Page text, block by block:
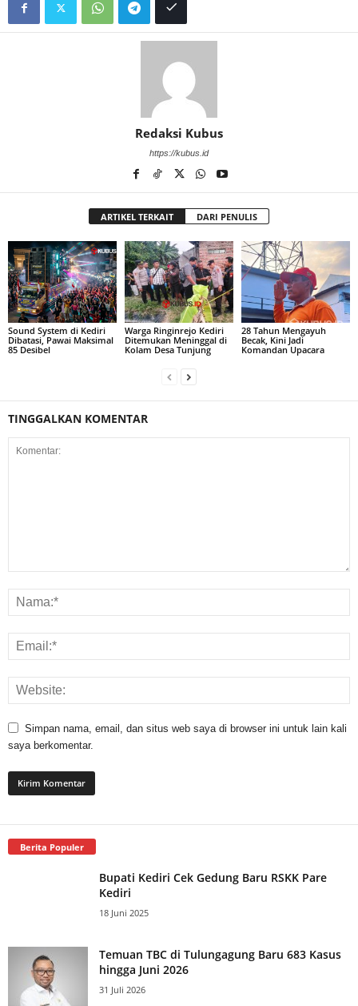
Redaksi Kubus
https://kubus.id
ARTIKEL TERKAIT DARI PENULIS
Sound System di Kediri
Dibatasi, Pawai Maksimal
85 Desibel
Warga Ringinrejo Kediri
Ditemukan Meninggal di
Kolam Desa Tunjung
28 Tahun Mengayuh
Becak, Kini Jadi
Komandan Upacara
TINGGALKAN KOMENTAR
Simpan nama, email, dan situs web saya di browser ini untuk lain kali
saya berkomentar.
Berita Populer
Bupati Kediri Cek Gedung Baru RSKK Pare
Kediri
18 Juni 2025
Temuan TBC di Tulungagung Baru 683 Kasus
hingga Juni 2026
31 Juli 2026